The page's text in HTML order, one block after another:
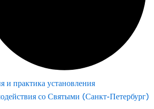
и практика установления
со Святыми (Санкт-Петербург)